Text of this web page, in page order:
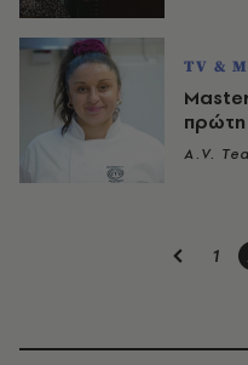
TV &
πρώτη
A.V.
1